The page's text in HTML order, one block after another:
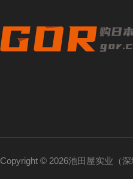
Copyright © 2026池田屋实业（